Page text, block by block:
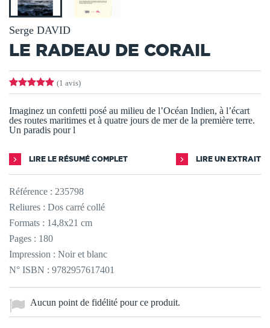
Serge DAVID
LE RADEAU DE CORAIL
(1 avis)
Imaginez un confetti posé au milieu de l’Océan Indien, à l’écart
des routes maritimes et à quatre jours de mer de la première terre.
Un paradis pour l
LIRE LE RÉSUMÉ COMPLET LIRE UN EXTRAIT
Référence : 235798
Reliures : Dos carré collé
Formats : 14,8x21 cm
Pages : 180
Impression : Noir et blanc
N° ISBN : 9782957617401
Aucun point de fidélité pour ce produit.